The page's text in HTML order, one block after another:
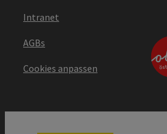
Intranet
AGBs
Cookies anpassen